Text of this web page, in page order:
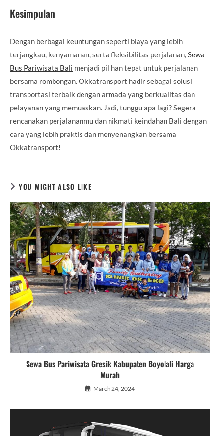
Kesimpulan
Dengan berbagai keuntungan seperti biaya yang lebih
terjangkau, kenyamanan, serta fleksibilitas perjalanan,Sewa
Bus Pariwisata Bali menjadi pilihan tepat untuk perjalanan
bersama rombongan. Okkatransport hadir sebagai solusi
transportasi terbaik dengan armada yang berkualitas dan
pelayanan yang memuaskan. Jadi, tunggu apa lagi? Segera
rencanakan perjalananmu dan nikmati keindahan Bali dengan
cara yang lebih praktis dan menyenangkan bersama
Okkatransport!
YOU MIGHT ALSO LIKE
Sewa Bus Pariwisata Gresik Kabupaten Boyolali Harga
Murah
March 24, 2024